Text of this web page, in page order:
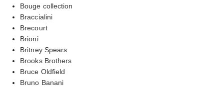
Bouge collection
Braccialini
Brecourt
Brioni
Britney Spears
Brooks Brothers
Bruce Oldfield
Bruno Banani